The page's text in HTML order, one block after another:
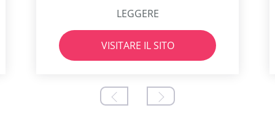
LEGGERE
VISITARE IL SITO